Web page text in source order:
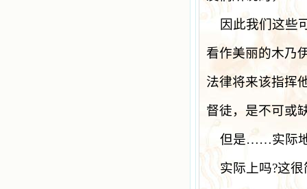
因此我们这些
看作美丽的木乃
法律将来该指挥
督徒，是不可或
但是……实际
实际上吗?这很